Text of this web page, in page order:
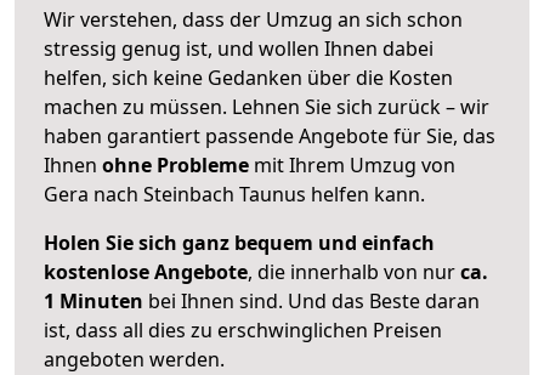
Wir verstehen, dass der Umzug an sich schon
stressig genug ist, und wollen Ihnen dabei
helfen, sich keine Gedanken über die Kosten
machen zu müssen. Lehnen Sie sich zurück – wir
haben garantiert passende Angebote für Sie, das
Ihnen ohne Probleme mit Ihrem Umzug von
Gera nach Steinbach Taunus helfen kann.
Holen Sie sich ganz bequem und einfach
kostenlose Angebote, die innerhalb von nurca.
1 Minuten bei Ihnen sind. Und das Beste daran
ist, dass all dies zu erschwinglichen Preisen
angeboten werden.